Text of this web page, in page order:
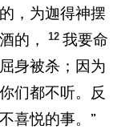
，为迦得神摆
的，
12 我要命
身被杀；因为
们都不听。反
喜悦的事。”